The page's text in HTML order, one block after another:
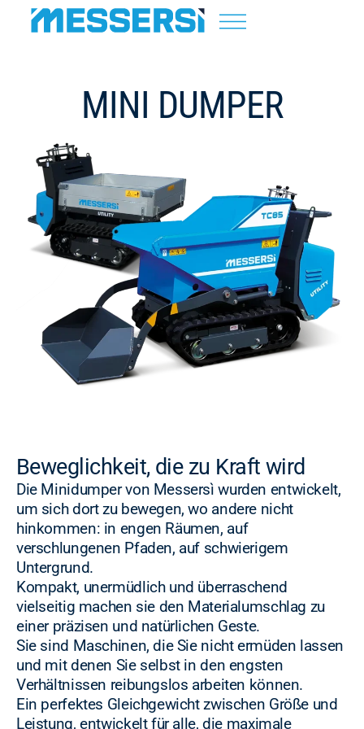
MINI DUMPER
Beweglichkeit, die zu Kraft wird
Die Minidumper von Messersì wurden entwickelt,
um sich dort zu bewegen, wo andere nicht
hinkommen: in engen Räumen, auf
verschlungenen Pfaden, auf schwierigem
Untergrund.
Kompakt, unermüdlich und überraschend
vielseitig machen sie den Materialumschlag zu
einer präzisen und natürlichen Geste.
Sie sind Maschinen, die Sie nicht ermüden lassen
und mit denen Sie selbst in den engsten
Verhältnissen reibungslos arbeiten können.
Ein perfektes Gleichgewicht zwischen Größe und
Leistung, entwickelt für alle, die maximale